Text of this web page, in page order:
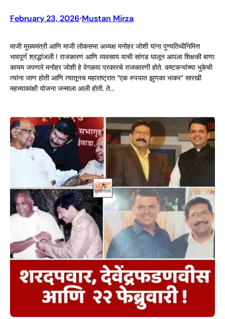
February 23, 2026•Mustan Mirza
माजी मुख्यमंत्री आणि माजी लोकसभा अध्यक्ष मनोहर जोशी यांना पुण्यतिथीनिमित्त
भावपूर्ण श्रद्धांजली ! राजकारण आणि व्यवसाय याची सांगड घालून आपला शिक्षकी बाणा
कायम जपणारे मनोहर जोशी हे वेगळया प्रकारचे राजकारणी होते. कष्टकऱ्यांच्या भुकेची
त्यांना जाण होती आणि त्यातूनच महाराष्ट्रात “एक रुपयात झुणका भाकर” सारखी
महत्त्वाकांक्षी योजना जन्माला आली होती. ते…